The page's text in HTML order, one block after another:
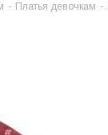
- Платья девочкам -